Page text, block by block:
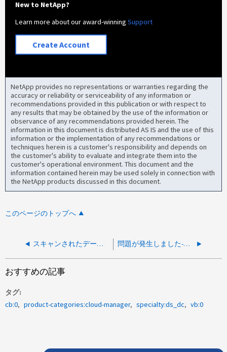
New to NetApp?
Learn more about our award-winningSupport
Create Account
NetApp provides no representations or warranties regarding the
accuracy or reliability or serviceability of any information or
recommendations provided in this publication or with respect to
any results that may be obtained by the use of the information or
observance of any recommendations provided herein. The
information in this document is distributed AS IS and the use of this
information or the implementation of any recommendations or
techniques herein is a customer's responsibility and depends on
the customer's ability to evaluate and integrate them into the
customer's operational environment. This document and the
information contained herein may be used solely in connection with
the NetApp products discussed in this document.
このページのトップへ
スキャンされたデータベースでは、調査ページに機密情報は報告されません 問題が発生しました-接続がタイムアウトしました
おすすめの記事
タグ
cb:0
product-categories:cloud-manager specialty:ds_dc vb:0